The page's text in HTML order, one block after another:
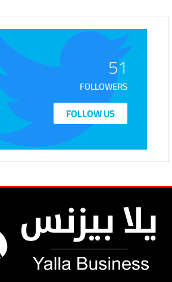
51
FOLLOWERS
FOLLOW US